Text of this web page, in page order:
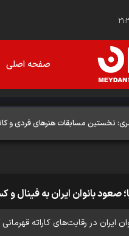
صفحه اصلی
نخستین مسابقات هنرهای فردی و
صعود بانوان ایران به
ایران در رقابت‌های کاراته